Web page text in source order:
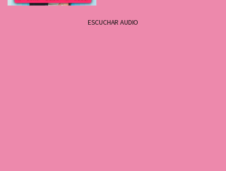
ESCUCHAR AUDIO